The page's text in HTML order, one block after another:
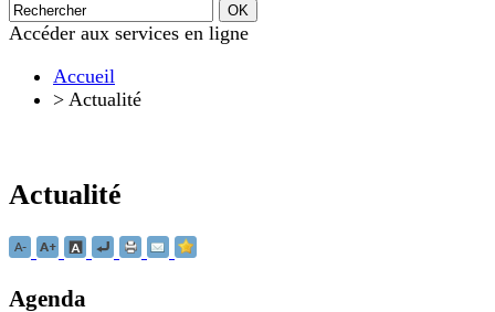
Accéder aux services en ligne
Accueil
> Actualité
Actualité
Agenda